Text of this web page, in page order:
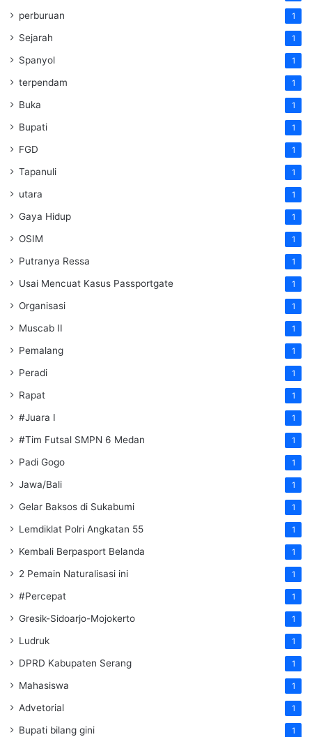
perburuan 1
Sejarah 1
Spanyol 1
terpendam 1
Buka 1
Bupati 1
FGD 1
Tapanuli 1
utara 1
Gaya Hidup 1
OSIM 1
Putranya Ressa 1
Usai Mencuat Kasus Passportgate 1
Organisasi 1
Muscab II 1
Pemalang 1
Peradi 1
Rapat 1
#Juara I 1
#Tim Futsal SMPN 6 Medan 1
Padi Gogo 1
Jawa/Bali 1
Gelar Baksos di Sukabumi 1
Lemdiklat Polri Angkatan 55 1
Kembali Berpasport Belanda 1
2 Pemain Naturalisasi ini 1
#Percepat 1
Gresik-Sidoarjo-Mojokerto 1
Ludruk 1
DPRD Kabupaten Serang 1
Mahasiswa 1
Advetorial 1
Bupati bilang gini 1